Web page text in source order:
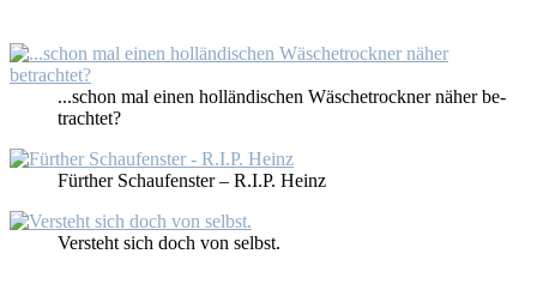
...schon mal ei­nen hol­län­di­schen Wä­sche­trock­ner nä­her be­
trach­tet?
Für­ther Schau­fens­ter – R.I.P. Heinz
Ver­steht sich doch von selbst.